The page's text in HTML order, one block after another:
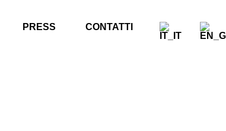
PRESS CONTATTI